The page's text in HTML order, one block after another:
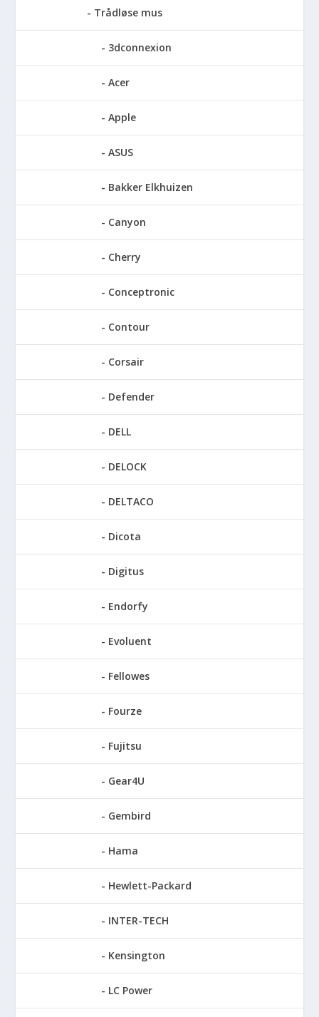
Trådløse mus
3dconnexion
Acer
Apple
ASUS
Bakker Elkhuizen
Canyon
Cherry
Conceptronic
Contour
Corsair
Defender
DELL
DELOCK
DELTACO
Dicota
Digitus
Endorfy
Evoluent
Fellowes
Fourze
Fujitsu
Gear4U
Gembird
Hama
Hewlett-Packard
INTER-TECH
Kensington
LC Power